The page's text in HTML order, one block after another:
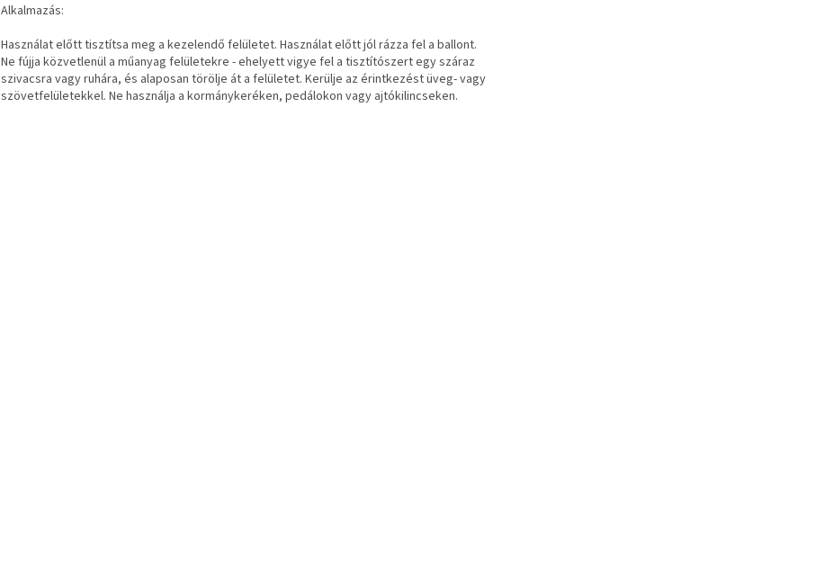
Alkalmazás:
Használat előtt tisztítsa meg a kezelendő felületet. Használat előtt jól rázza fel a ballont.
Ne fújja közvetlenül a műanyag felületekre - ehelyett vigye fel a tisztítószert egy száraz
szivacsra vagy ruhára, és alaposan törölje át a felületet. Kerülje az érintkezést üveg- vagy
szövetfelületekkel. Ne használja a kormánykeréken, pedálokon vagy ajtókilincseken.